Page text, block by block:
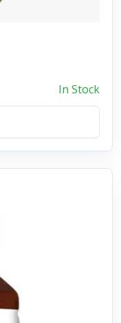
In Stock